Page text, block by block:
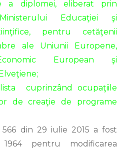
a diplomei, eliberat prin
Educaţiei şi
pentru cetăţenii
ale Uniunii Europene,
European şi
cuprinzând ocupaţiile
de creaţie de programe
din 29 iulie 2015 a fost
pentru modificarea